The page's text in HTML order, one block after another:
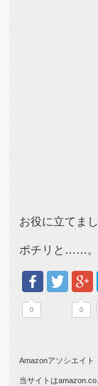
お役に立てま
ポチリと……。
0 0
Amazonアソシエイト
当サイトは